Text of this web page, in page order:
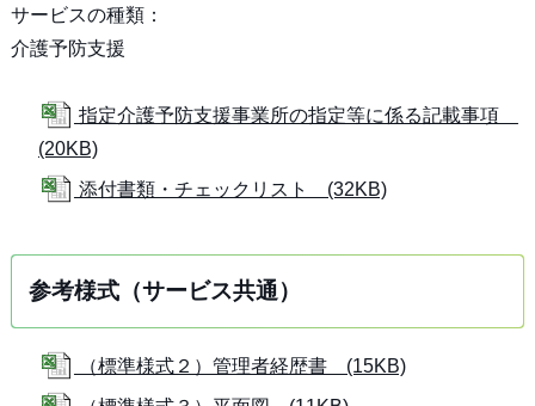
サービスの種類：
介護予防支援
指定介護予防支援事業所の指定等に係る記載事項
(20KB)
添付書類・チェックリスト (32KB)
参考様式（サービス共通）
（標準様式２）管理者経歴書 (15KB)